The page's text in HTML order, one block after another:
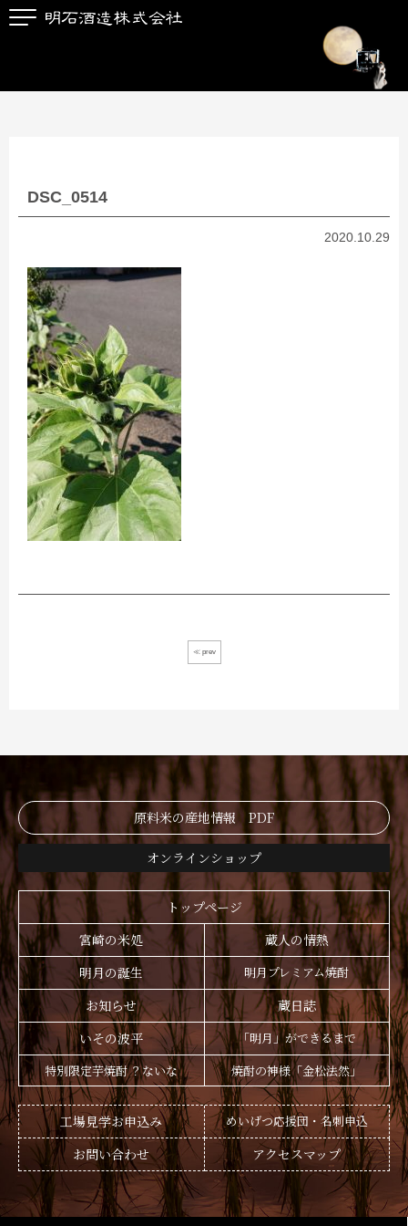
DSC_0514
2020.10.29
≪ prev
原料米の産地情報 PDF
オンラインショップ
トップページ
宮崎の米処
蔵人の情熱
明月の誕生
明月プレミアム焼酎
お知らせ
蔵日誌
いその波平
「明月」ができるまで
特別限定芋焼酎 ？ないな
焼酎の神様「金松法然」
工場見学お申込み めいげつ応援団・名刺申込
お問い合わせ アクセスマップ